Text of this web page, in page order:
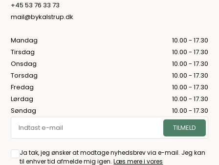
+45 53 76 33 73
mail@bykalstrup.dk
Mandag
10.00 - 17.30
Tirsdag
10.00 - 17.30
Onsdag
10.00 - 17.30
Torsdag
10.00 - 17.30
Fredag
10.00 - 17.30
Lørdag
10.00 - 17.30
Søndag
10.00 - 17.30
Ja tak, jeg ønsker at modtage nyhedsbrev via e-mail. Jeg kan
til enhver tid afmelde mig igen.Læs mere i vores